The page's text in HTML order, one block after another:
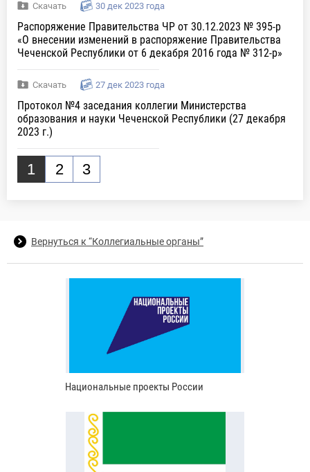
Скачать 30 дек 2023 года
Распоряжение Правительства ЧР от 30.12.2023 № 395-р
«О внесении изменений в распоряжение Правительства
Чеченской Республики от 6 декабря 2016 года № 312-р»
Скачать 27 дек 2023 года
Протокол №4 заседания коллегии Министерства
образования и науки Чеченской Республики (27 декабря
2023 г.)
1 2 3
Вернуться к “Коллегиальные органы”
Национальные проекты России